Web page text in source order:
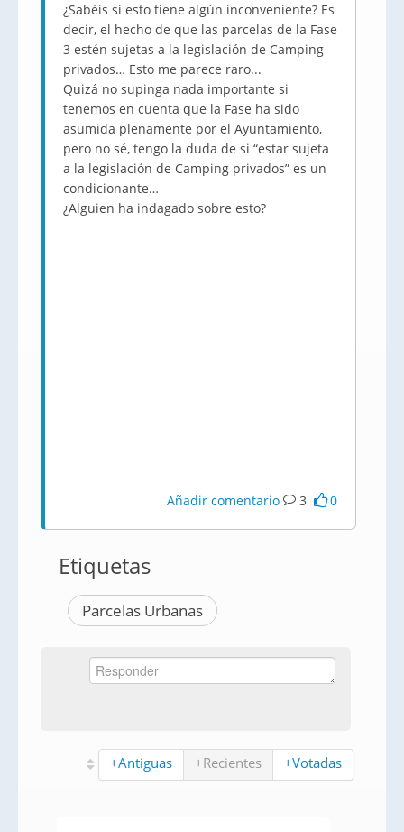
¿Sabéis si esto tiene algún inconveniente? Es
decir, el hecho de que las parcelas de la Fase
3 estén sujetas a la legislación de Camping
privados… Esto me parece raro...
Quizá no supinga nada importante si
tenemos en cuenta que la Fase ha sido
asumida plenamente por el Ayuntamiento,
pero no sé, tengo la duda de si “estar sujeta
a la legislación de Camping privados” es un
condicionante…
¿Alguien ha indagado sobre esto?
Añadir comentario 3 0
Etiquetas
Parcelas Urbanas
+Antiguas +Recientes +Votadas